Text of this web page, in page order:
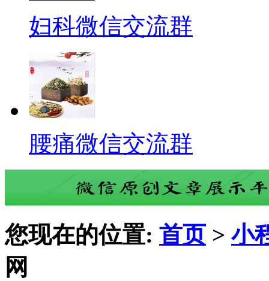
妇科微信交流群
腰痛微信交流群
您现在的位置: 首页 >小
网